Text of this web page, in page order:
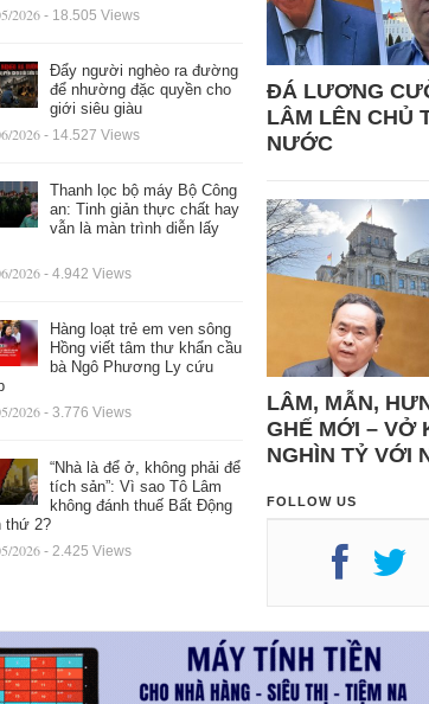
2026 - 18.505 Views
Đẩy người nghèo ra đường
để nhường đặc quyền cho
giới siêu giàu
2026 - 14.527 Views
Thanh lọc bộ máy Bộ Công
an: Tinh giản thực chất hay
vẫn là màn trình diễn lấy
2026 - 4.942 Views
Hàng loạt trẻ em ven sông
Hồng viết tâm thư khẩn cầu
bà Ngô Phương Ly cứu
2026 - 3.776 Views
“Nhà là để ở, không phải để
tích sản”: Vì sao Tô Lâm
không đánh thuế Bất Động
thứ 2?
2026 - 2.425 Views
ĐÁ LƯƠNG
LÂM LÊN CHỦ
NƯỚC
LÂM, MẪN,
GHẾ MỚI – VỞ
NGHÌN TỶ VỚI
FOLLOW US